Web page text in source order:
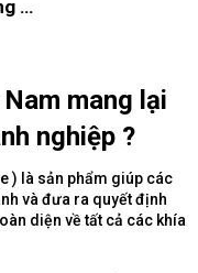
…​
mang lại
nghiệp ?​
) là sản phẩm giúp các
và đưa ra quyết định
diện về tất cả các khía